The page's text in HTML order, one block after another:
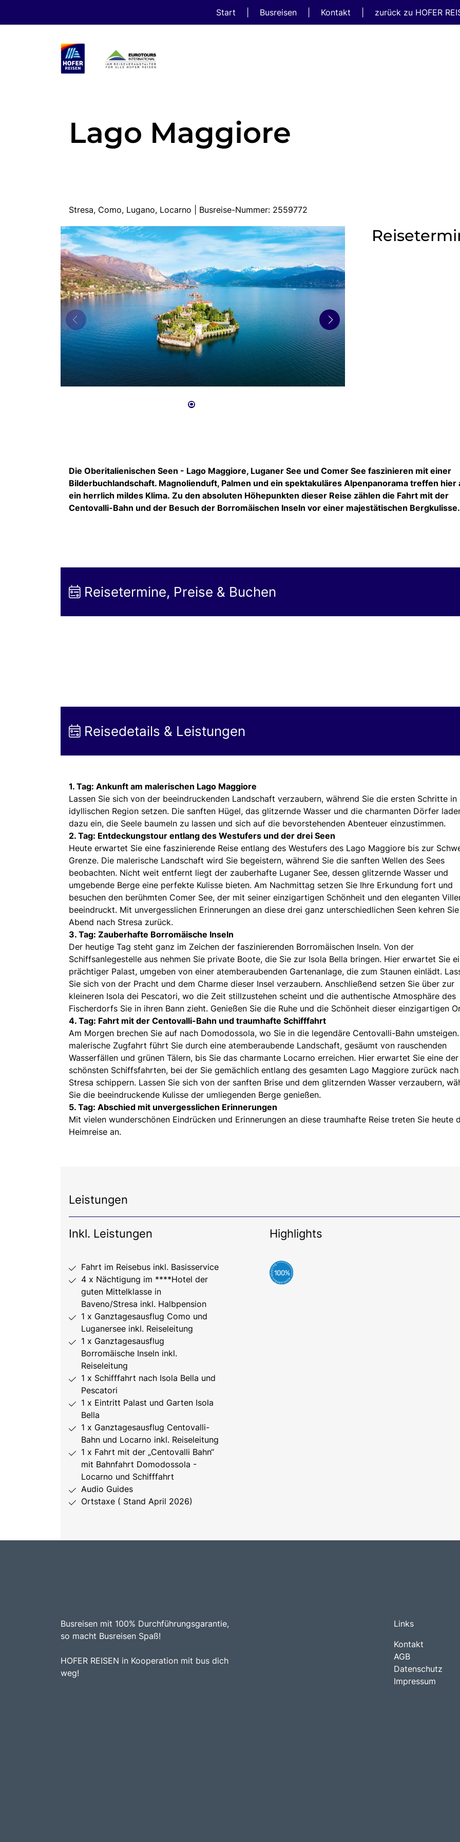
Start Busreisen Kontakt zurück zu HOFER
Lago Maggiore
Stresa, Como, Lugano, Locarno | Busreise-Nummer: 2559772
Die Oberitalienischen Seen - Lago Maggiore, Luganer See und Comer See faszinieren mit einer
Bilderbuchlandschaft. Magnolienduft, Palmen und ein spektakuläres Alpenpanorama treffen hier
ein herrlich mildes Klima. Zu den absoluten Höhepunkten dieser Reise zählen die Fahrt mit der
Centovalli-Bahn und der Besuch der Borromäischen Inseln vor einer majestätischen Bergkulisse.
Reisetermine, Preise & Buchen
Reisedetails & Leistungen
1. Tag: Ankunft am malerischen Lago Maggiore
Lassen Sie sich von der beeindruckenden Landschaft verzaubern, während Sie die ersten Schritte in
idyllischen Region setzen. Die sanften Hügel, das glitzernde Wasser und die charmanten Dörfer
dazu ein, die Seele baumeln zu lassen und sich auf die bevorstehenden Abenteuer einzustimmen.
2. Tag: Entdeckungstour entlang des Westufers und der drei Seen
Heute erwartet Sie eine faszinierende Reise entlang des Westufers des Lago Maggiore bis zur
Grenze. Die malerische Landschaft wird Sie begeistern, während Sie die sanften Wellen des Sees
beobachten. Nicht weit entfernt liegt der zauberhafte Luganer See, dessen glitzernde Wasser und
umgebende Berge eine perfekte Kulisse bieten. Am Nachmittag setzen Sie Ihre Erkundung fort und
besuchen den berühmten Comer See, der mit seiner einzigartigen Schönheit und den eleganten
beeindruckt. Mit unvergesslichen Erinnerungen an diese drei ganz unterschiedlichen Seen kehren
Abend nach Stresa zurück.
3. Tag: Zauberhafte Borromäische Inseln
Der heutige Tag steht ganz im Zeichen der faszinierenden Borromäischen Inseln. Von der
Schiffsanlegestelle aus nehmen Sie private Boote, die Sie zur Isola Bella bringen. Hier erwartet Sie
prächtiger Palast, umgeben von einer atemberaubenden Gartenanlage, die zum Staunen einlädt.
Sie sich von der Pracht und dem Charme dieser Insel verzaubern. Anschließend setzen Sie über zur
kleineren Isola dei Pescatori, wo die Zeit stillzustehen scheint und die authentische Atmosphäre des
Fischerdorfs Sie in ihren Bann zieht. Genießen Sie die Ruhe und die Schönheit dieser einzigartigen
4. Tag: Fahrt mit der Centovalli-Bahn und traumhafte Schifffahrt
Am Morgen brechen Sie auf nach Domodossola, wo Sie in die legendäre Centovalli-Bahn
malerische Zugfahrt führt Sie durch eine atemberaubende Landschaft, gesäumt von rauschenden
Wasserfällen und grünen Tälern, bis Sie das charmante Locarno erreichen. Hier erwartet Sie eine der
schönsten Schiffsfahrten, bei der Sie gemächlich entlang des gesamten Lago Maggiore zurück nach
Stresa schippern. Lassen Sie sich von der sanften Brise und dem glitzernden Wasser verzaubern,
Sie die beeindruckende Kulisse der umliegenden Berge genießen.
5. Tag: Abschied mit unvergesslichen Erinnerungen
Mit vielen wunderschönen Eindrücken und Erinnerungen an diese traumhafte Reise treten Sie heute
Heimreise an.
Leistungen
Inkl. Leistungen
Fahrt im Reisebus inkl. Basisservice
4 x Nächtigung im ****Hotel der
guten Mittelklasse in
Baveno/Stresa inkl. Halbpension
1 x Ganztagesausflug Como und
Luganersee inkl. Reiseleitung
1 x Ganztagesausflug
Borromäische Inseln inkl.
Reiseleitung
1 x Schifffahrt nach Isola Bella und
Pescatori
1 x Eintritt Palast und Garten Isola
Bella
1 x Ganztagesausflug Centovalli-
Bahn und Locarno inkl. Reiseleitung
1 x Fahrt mit der „Centovalli Bahn“
mit Bahnfahrt Domodossola -
Locarno und Schifffahrt
Audio Guides
Ortstaxe ( Stand April 2026)
Highlights
Busreisen mit 100% Durchführungsgarantie,
so macht Busreisen Spaß!
HOFER REISEN in Kooperation mit bus dich
weg!
Links
Kontakt
AGB
Datenschutz
Impressum